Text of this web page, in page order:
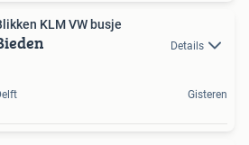
KLM VW busje
Details
Gisteren